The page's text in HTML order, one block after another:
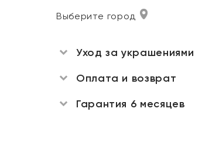
Выберите город
Уход за украшениями
Оплата и возврат
Гарантия 6 месяцев